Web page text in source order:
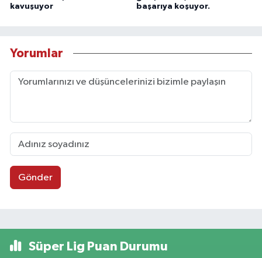
kavuşuyor
başarıya koşuyor.
Yorumlar
Gönder
Süper Lig Puan Durumu